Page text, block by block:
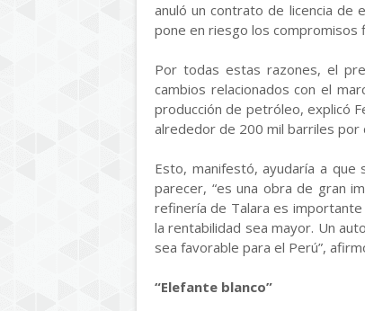
anuló un contrato de licencia de
pone en riesgo los compromisos
Por todas estas razones, el
cambios relacionados con el
producción de petróleo, explicó
alrededor de 200 mil barriles por
Esto, manifestó, ayudaría a
parecer, “es una obra de gran
refinería de Talara es
la rentabilidad sea mayor. Un
sea favorable para el Perú”,
“Elefante blanco”